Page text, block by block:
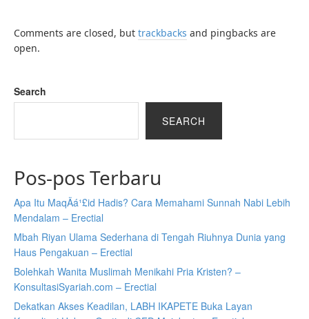
Comments are closed, but trackbacks and pingbacks are
open.
Search
SEARCH
Pos-pos Terbaru
Apa Itu MaqÄá¹£id Hadis? Cara Memahami Sunnah Nabi Lebih
Mendalam – Erectial
Mbah Riyan Ulama Sederhana di Tengah Riuhnya Dunia yang
Haus Pengakuan – Erectial
Bolehkah Wanita Muslimah Menikahi Pria Kristen? –
KonsultasiSyariah.com – Erectial
Dekatkan Akses Keadilan, LABH IKAPETE Buka Layan